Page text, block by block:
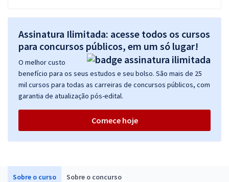
Sobre o curso Sobre o concurso
Assinatura Ilimitada: acesse todos os cursos
para concursos públicos, em um só lugar!
O melhor custo
benefício para os seus estudos e seu bolso. São mais de 25
mil cursos para todas as carreiras de concursos públicos, com
garantia de atualização pós-edital.
Comece hoje